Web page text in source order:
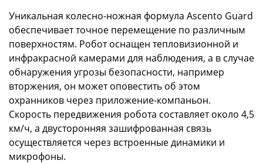
Уникальная колесно-ножная формула Ascento Guard
обеспечивает точное перемещение по различным
поверхностям. Робот оснащен тепловизионной и
инфракрасной камерами для наблюдения, а в случае
обнаружения угрозы безопасности, например
вторжения, он может оповестить об этом
охранников через приложение-компаньон.
Скорость передвижения робота составляет около 4,5
км/ч, а двусторонняя зашифрованная связь
осуществляется через встроенные динамики и
микрофоны.